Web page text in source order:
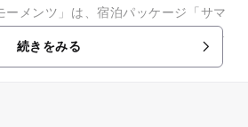
ーメンツ」は、宿泊パッケージ「サマ
、館内で楽しめる家族向けプログラム
...続きをみる